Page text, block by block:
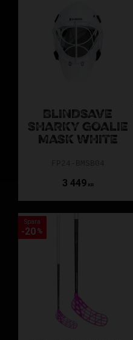
BLINDSAVE
SHARKY GOALIE
MASK WHITE
3 449KR
Spara
20 %